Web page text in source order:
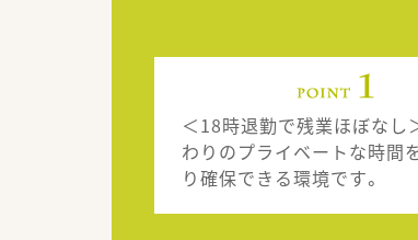
＜18時退勤で残業ほぼなし
わりのプライベートな時間
り確保できる環境です。